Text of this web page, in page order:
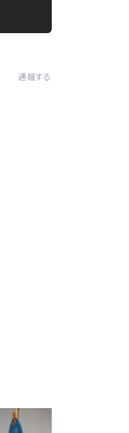
通報する